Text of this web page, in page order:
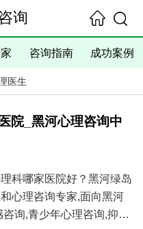
询
咨询指南 成功案例
医生
院_黑河心理咨询中
科哪家医院好？黑河绿岛
心理咨询专家,面向黑河
询,青少年心理咨询,抑郁